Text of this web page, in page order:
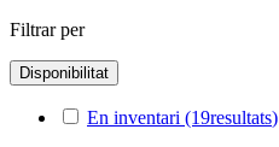
Filtrar per
Disponibilitat
En inventari (19resultats)